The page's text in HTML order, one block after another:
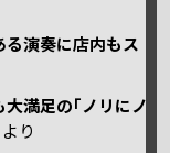
演奏に店内もス
満足の｢ノリにノ
より